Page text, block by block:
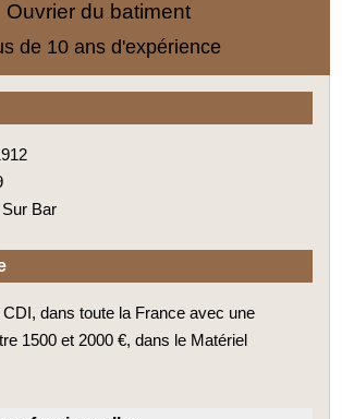
Ouvrier du batiment
de 10 ans d'expérience
Bar
dans toute la France avec une
1500 et 2000 €, dans le Matériel